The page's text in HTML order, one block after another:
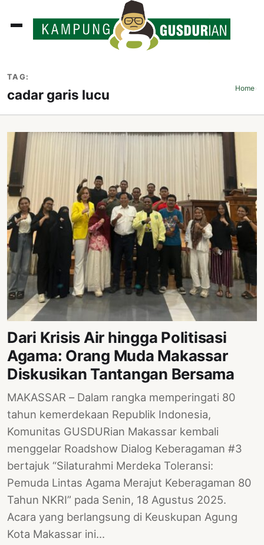
TAG:
cadar garis lucu Home›
Dari Krisis Air hingga Politisasi
Agama: Orang Muda Makassar
Diskusikan Tantangan Bersama
MAKASSAR – Dalam rangka memperingati 80
tahun kemerdekaan Republik Indonesia,
Komunitas GUSDURian Makassar kembali
menggelar Roadshow Dialog Keberagaman #3
bertajuk “Silaturahmi Merdeka Toleransi:
Pemuda Lintas Agama Merajut Keberagaman 80
Tahun NKRI” pada Senin, 18 Agustus 2025.
Acara yang berlangsung di Keuskupan Agung
Kota Makassar ini…